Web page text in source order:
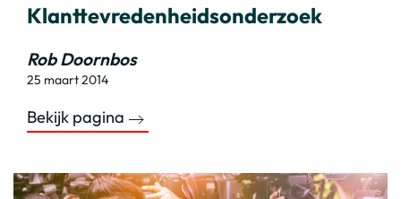
Klanttevredenheidsonderzoek
Rob Doornbos
25 maart 2014
Bekijk pagina